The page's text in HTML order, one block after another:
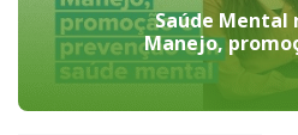
Saúde Mental
Manejo,